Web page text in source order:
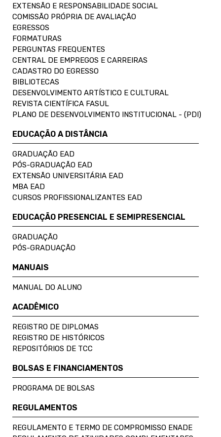
EXTENSÃO E RESPONSABILIDADE SOCIAL
COMISSÃO PRÓPRIA DE AVALIAÇÃO
EGRESSOS
FORMATURAS
PERGUNTAS FREQUENTES
CENTRAL DE EMPREGOS E CARREIRAS
CADASTRO DO EGRESSO
BIBLIOTECAS
DESENVOLVIMENTO ARTÍSTICO E CULTURAL
REVISTA CIENTÍFICA FASUL
PLANO DE DESENVOLVIMENTO INSTITUCIONAL - (PDI)
EDUCAÇÃO A DISTÂNCIA
GRADUAÇÃO EAD
PÓS-GRADUAÇÃO EAD
EXTENSÃO UNIVERSITÁRIA EAD
MBA EAD
CURSOS PROFISSIONALIZANTES EAD
EDUCAÇÃO PRESENCIAL E SEMIPRESENCIAL
GRADUAÇÃO
PÓS-GRADUAÇÃO
MANUAIS
MANUAL DO ALUNO
ACADÊMICO
REGISTRO DE DIPLOMAS
REGISTRO DE HISTÓRICOS
REPOSITÓRIOS DE TCC
BOLSAS E FINANCIAMENTOS
PROGRAMA DE BOLSAS
REGULAMENTOS
REGULAMENTO E TERMO DE COMPROMISSO ENADE